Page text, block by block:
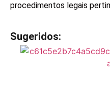
procedimentos legais
Sugeridos: